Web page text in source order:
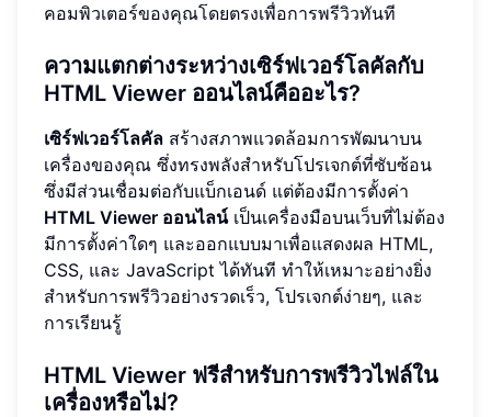
คอมพิวเตอร์ของคุณโดยตรงเพื่อการพรีวิวทันที
ความแตกต่างระหว่างเซิร์ฟเวอร์โลคัลกับ
HTML Viewer ออนไลน์คืออะไร?
เซิร์ฟเวอร์โลคัล สร้างสภาพแวดล้อมการพัฒนาบน
เครื่องของคุณ ซึ่งทรงพลังสำหรับโปรเจกต์ที่ซับซ้อน
ซึ่งมีส่วนเชื่อมต่อกับแบ็กเอนด์ แต่ต้องมีการตั้งค่า
HTML Viewer ออนไลน์เป็นเครื่องมือบนเว็บที่ไม่ต้อง
มีการตั้งค่าใดๆ และออกแบบมาเพื่อแสดงผล HTML,
CSS, และ JavaScript ได้ทันที ทำให้เหมาะอย่างยิ่ง
สำหรับการพรีวิวอย่างรวดเร็ว, โปรเจกต์ง่ายๆ, และ
การเรียนรู้
HTML Viewer ฟรีสำหรับการพรีวิวไฟล์ใน
เครื่องหรือไม่?